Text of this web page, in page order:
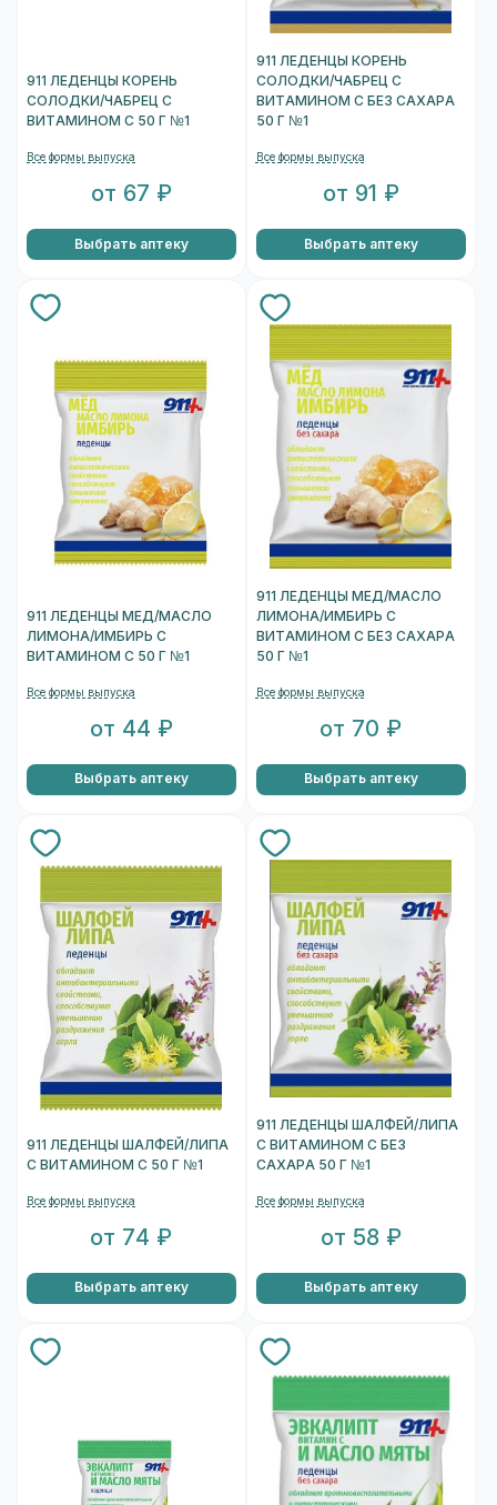
911 ЛЕДЕНЦЫ КОРЕНЬ
СОЛОДКИ/ЧАБРЕЦ С
ВИТАМИНОМ С 50 Г №1
Все формы выпуска
от 67 ₽
Выбрать аптеку
911 ЛЕДЕНЦЫ КОРЕНЬ
СОЛОДКИ/ЧАБРЕЦ С
ВИТАМИНОМ С БЕЗ САХАРА
50 Г №1
Все формы выпуска
от 91 ₽
Выбрать аптеку
911 ЛЕДЕНЦЫ МЕД/МАСЛО
ЛИМОНА/ИМБИРЬ С
ВИТАМИНОМ С 50 Г №1
Все формы выпуска
от 44 ₽
Выбрать аптеку
911 ЛЕДЕНЦЫ МЕД/МАСЛО
ЛИМОНА/ИМБИРЬ С
ВИТАМИНОМ С БЕЗ САХАРА
50 Г №1
Все формы выпуска
от 70 ₽
Выбрать аптеку
911 ЛЕДЕНЦЫ ШАЛФЕЙ/ЛИПА
С ВИТАМИНОМ С 50 Г №1
Все формы выпуска
от 74 ₽
Выбрать аптеку
911 ЛЕДЕНЦЫ ШАЛФЕЙ/ЛИПА
С ВИТАМИНОМ С БЕЗ
САХАРА 50 Г №1
Все формы выпуска
от 58 ₽
Выбрать аптеку